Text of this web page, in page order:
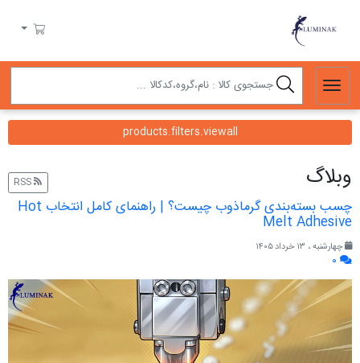
سبد خرید
products.filters.viewall
وبلاگ RSS
چسب بسته‌بندی گرماذوب چیست؟ | راهنمای کامل انتخاب Hot
Melt Adhesive
چهارشنبه ، ۱۳ خرداد ۱۴۰۵
۰